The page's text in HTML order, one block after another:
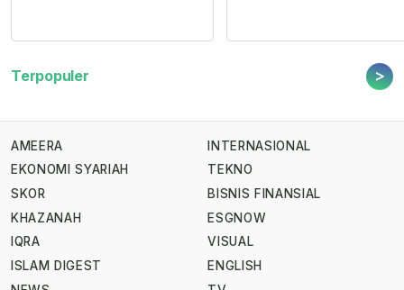
Terpopuler >
AMEERA
EKONOMI SYARIAH
SKOR
KHAZANAH
IQRA
ISLAM DIGEST
INTERNASIONAL
TEKNO
BISNIS FINANSIAL
ESGNOW
VISUAL
ENGLISH